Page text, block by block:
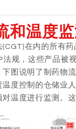
和温度
在内的所有药
法规，这些产品被
图说明了制药物
度控制的仓储业
温度进行监测。